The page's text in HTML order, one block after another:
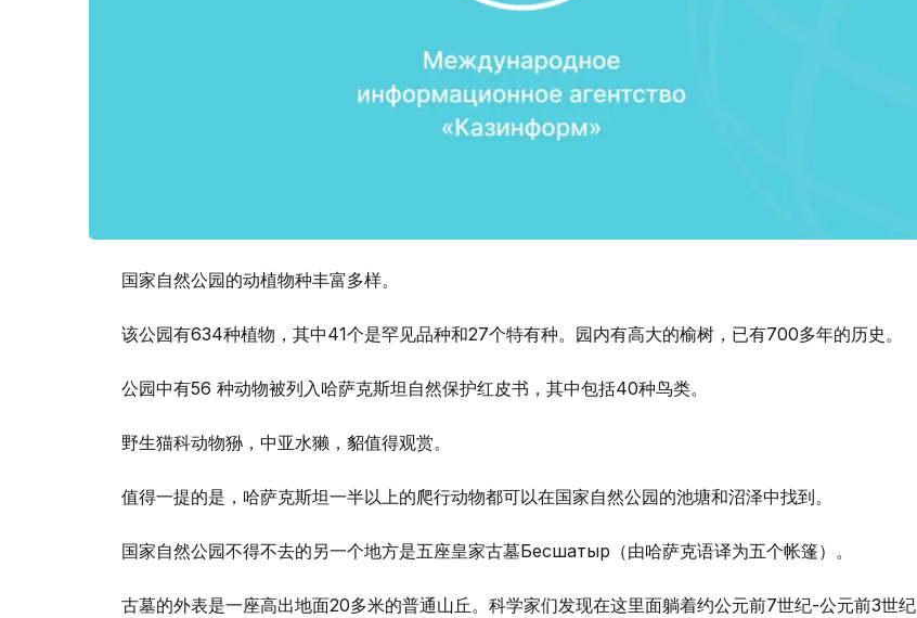
国家自然公园的动植物种丰富多样。
该公园有634种植物，其中41个是罕见品种和27个特有种。园内有高大的榆树，已有700多年的历史。
公园中有56 种动物被列入哈萨克斯坦自然保护红皮书，其中包括40种鸟类。
野生猫科动物狲，中亚水獭，貂值得观赏。
值得一提的是，哈萨克斯坦一半以上的爬行动物都可以在国家自然公园的池塘和沼泽中找到。
国家自然公园不得不去的另一个地方是五座皇家古墓Бесшатыр（由哈萨克语译为五个帐篷）。
古墓的外表是一座高出地面20多米的普通山丘。科学家们发现在这里面躺着约公元前7世纪-公元前3世纪